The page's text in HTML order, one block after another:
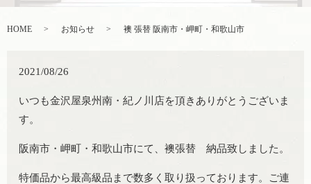
HOME お知らせ 襖 張替 阪南市・岬町・和歌山市
2021/08/26
いつも金沢屋泉州南・紀ノ川店を頂きありがとうございま
す。
阪南市・岬町・和歌山市にて、襖張替 納品致しました。
特価品から最高級品まで数多く取り扱っております。ご連